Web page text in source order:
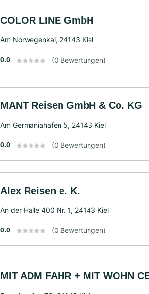
COLOR LINE GmbH
Am Norwegenkai, 24143 Kiel
0.0 (0 Bewertungen)
MANT Reisen GmbH & Co. KG
Am Germaniahafen 5, 24143 Kiel
0.0 (0 Bewertungen)
Alex Reisen e. K.
An der Halle 400 Nr. 1, 24143 Kiel
0.0 (0 Bewertungen)
MIT ADM FAHR + MIT WOHN